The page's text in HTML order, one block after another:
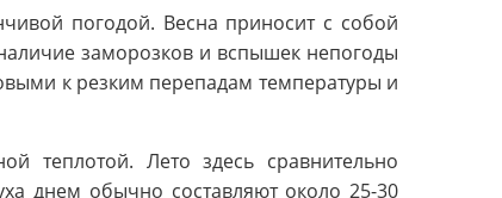
погодой. Весна приносит с собой
заморозков и вспышек непогоды
к резким перепадам температуры и
теплотой. Лето здесь сравнительно
днем обычно составляют около 25-30